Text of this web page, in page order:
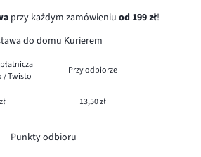
przy każdym zamówieniu od 199 zł!
do domu Kurierem
/ Twisto
Przy odbiorze
13,50 zł
Punkty odbioru